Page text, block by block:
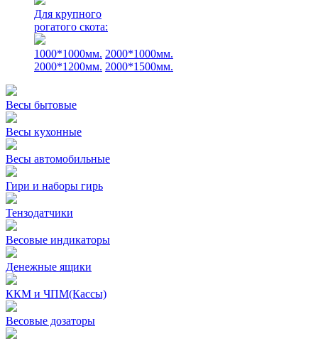
Для крупного
рогатого скота:
1000*1000мм. 2000*1000мм.
2000*1200мм. 2000*1500мм.
Весы бытовые
Весы кухонные
Весы автомобильные
Гири и наборы гирь
Тензодатчики
Весовые индикаторы
Денежные ящики
ККМ и ЧПМ(Кассы)
Весовые дозаторы